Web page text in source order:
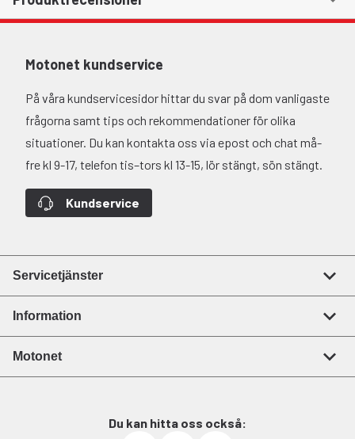
Motonet kundservice
På våra kundservicesidor hittar du svar på dom vanligaste
frågorna samt tips och rekommendationer för olika
situationer. Du kan kontakta oss via epost och chat må-
fre kl 9-17, telefon tis–tors kl 13-15, lör stängt, sön stängt.
Kundservice
Servicetjänster
Information
Motonet
Du kan hitta oss också: